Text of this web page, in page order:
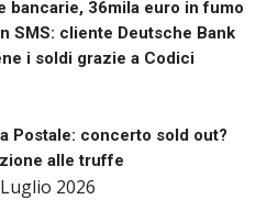
bancarie, 36mila euro in fumo
SMS: cliente Deutsche Bank
i soldi grazie a Codici
Postale: concerto sold out?
alle truffe
2026